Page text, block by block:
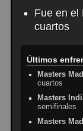
Fue en el
cuartos
Últimos
Masters
cuartos
Masters
semifinales
Masters